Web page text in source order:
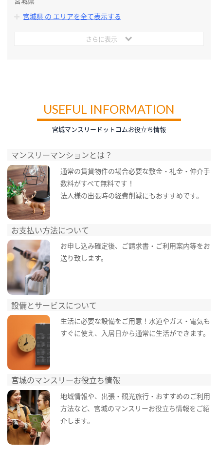
宮城県 の エリアを全て表示する
さらに表示
USEFUL INFORMATION
宮城マンスリードットコムお役立ち情報
マンスリーマンションとは？
通常の賃貸物件の場合必要な敷金・礼金・仲介手
数料がすべて無料です！
法人様の出張時の経費削減にもおすすめです。
お支払い方法について
お申し込み確定後、ご請求書・ご利用案内等をお
送り致します。
設備とサービスについて
生活に必要な設備をご用意！水道やガス・電気も
すぐに使え、入居日から通常に生活ができます。
宮城のマンスリーお役立ち情報
地域情報や、出張・観光旅行・おすすめのご利用
方法など、宮城のマンスリーお役立ち情報をご紹
介します。